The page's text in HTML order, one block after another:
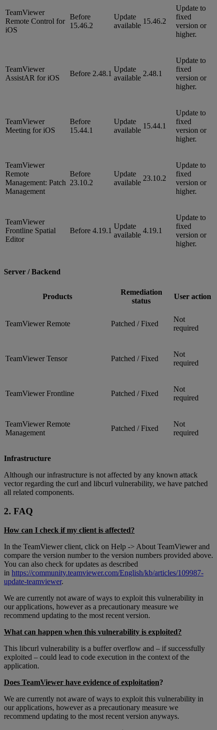
TeamViewer
Remote Control for
iOS
Before
15.46.2
Update
available
15.46.2
Update to
fixed
version or
higher.
TeamViewer
AssistAR for iOS
Before 2.48.1
Update
available
2.48.1
Update to
fixed
version or
higher.
TeamViewer
Meeting for iOS
Before
15.44.1
Update
available
15.44.1
Update to
fixed
version or
higher.
TeamViewer
Remote
Management: Patch
Management
Before
23.10.2
Update
available
23.10.2
Update to
fixed
version or
higher.
TeamViewer
Frontline Spatial
Editor
Before 4.19.1
Update
available
4.19.1
Update to
fixed
version or
higher.
Server / Backend
Products
Remediation
status
User action
TeamViewer Remote Patched / Fixed
Not
required
TeamViewer Tensor Patched / Fixed
Not
required
TeamViewer Frontline Patched / Fixed
Not
required
TeamViewer Remote
Management
Patched / Fixed
Not
required
Infrastructure
Although our infrastructure is not affected by any known attack
vector regarding the curl and libcurl vulnerability, we have patched
all related components.
2. FAQ
How can I check if my client is affected?
In the TeamViewer client, click on Help -> About TeamViewer and
compare the version number to the version numbers provided above.
You can also check for updates as described
in https://community.teamviewer.com/English/kb/articles/109987-
update-teamviewer.
We are currently not aware of ways to exploit this vulnerability in
our applications, however as a precautionary measure we
recommend updating to the most recent version.
What can happen when this vulnerability is exploited?
This libcurl vulnerability is a buffer overflow and – if successfully
exploited – could lead to code execution in the context of the
application.
Does TeamViewer have evidence of exploitation?
We are currently not aware of ways to exploit this vulnerability in
our applications, however as a precautionary measure we
recommend updating to the most recent version anyways.